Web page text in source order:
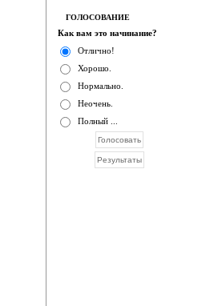
ГОЛОСОВАНИЕ
Как вам это начинание?
Отлично!
Хорошо.
Нормально.
Неочень.
Полный ...